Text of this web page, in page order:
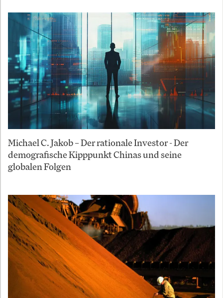
Michael C. Jakob – Der rationale Investor - Der
demografische Kipppunkt Chinas und seine
globalen Folgen